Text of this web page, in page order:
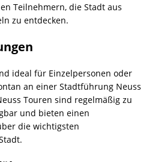
Teilnehmern, die Stadt aus
zu entdecken.
ideal für Einzelpersonen oder
an einer Stadtführung Neuss
Touren sind regelmäßig zu
und bieten einen
die wichtigsten